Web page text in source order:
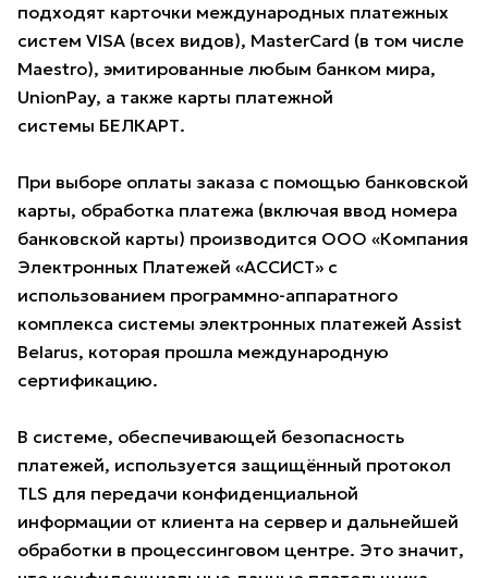
подходят карточки международных платежных
систем VISA (всех видов), MasterCard (в том числе
Maestro), эмитированные любым банком мира,
UnionPay, а также карты платежной
системы БЕЛКАРТ.
При выборе оплаты заказа с помощью банковской
карты, обработка платежа (включая ввод номера
банковской карты) производится ООО «Компания
Электронных Платежей «АССИСТ» с
использованием программно-аппаратного
комплекса системы электронных платежей Assist
Belarus, которая прошла международную
сертификацию.
В системе, обеспечивающей безопасность
платежей, используется защищённый протокол
TLS для передачи конфиденциальной
информации от клиента на сервер и дальнейшей
обработки в процессинговом центре. Это значит,